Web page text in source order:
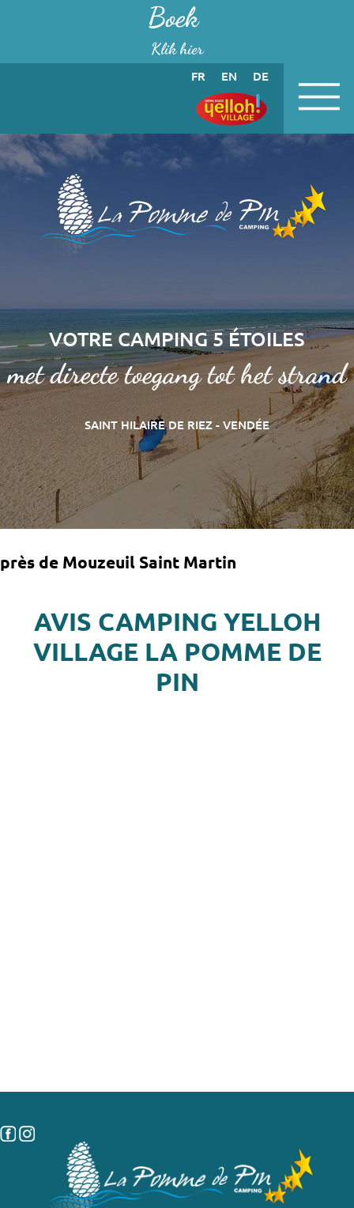
Boek
Klik hier
FR EN DE
VOTRE CAMPING 5 ÉTOILES
met directe toegang tot het strand
SAINT HILAIRE DE RIEZ - VENDÉE
près de Mouzeuil Saint Martin
AVIS CAMPING YELLOH
VILLAGE LA POMME DE
PIN